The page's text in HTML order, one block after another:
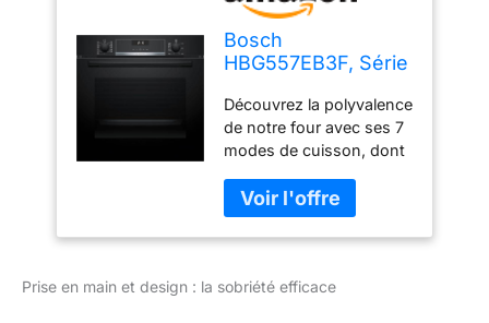
Bosch
HBG557EB3F, Série
Encastrable, Noir
Découvrez la polyvalence
de notre four avec ses 7
modes de cuisson, dont
le gril air pulsé. Du gril
chaleur tournante à la
position pizza en
sole, notre four vous
Prise en main et design : la sobriété efficace